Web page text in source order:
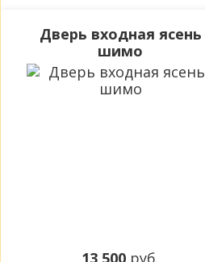
Дверь входная ясень
шимо